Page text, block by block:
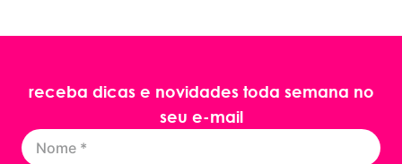
receba dicas e novidades toda semana no
seu e-mail